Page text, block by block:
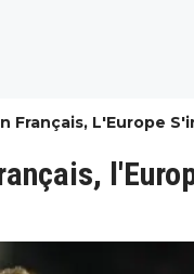
Français, L'Europe